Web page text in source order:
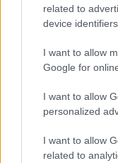
related to
device
I want to allow
Google for
I want to allow
personalized
I want to allow
related to